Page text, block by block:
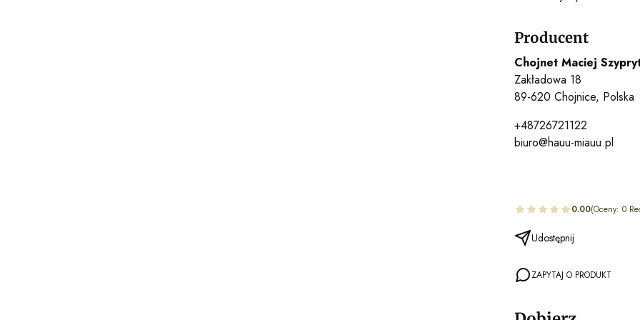
Producent
Chojnet Maciej
Zakładowa 18
89-620 Chojnice, Polska
+48726721122
biuro@hauu-miauu.pl
0.00(Oceny: 0
Udostępnij
ZAPYTAJ O PRODUKT